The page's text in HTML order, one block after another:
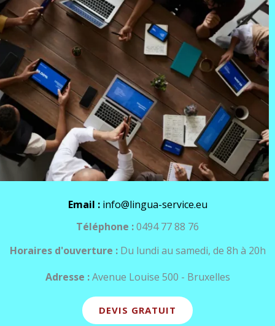
Email : info@lingua-service.eu
Téléphone :0494 77 88 76
Horaires d'ouverture : Du lundi au samedi, de 8h à 20h
Adresse :Avenue Louise 500 - Bruxelles
DEVIS GRATUIT